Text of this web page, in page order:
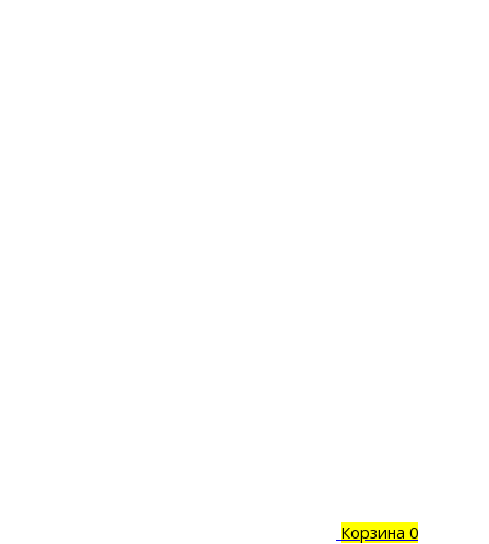
Корзина 0